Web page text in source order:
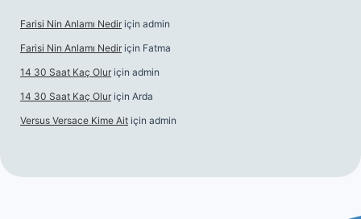
Farisi Nin Anlamı Nedir için admin
Farisi Nin Anlamı Nedir için Fatma
14 30 Saat Kaç Olur için admin
14 30 Saat Kaç Olur için Arda
Versus Versace Kime Ait için admin